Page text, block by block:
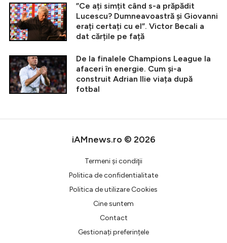
”Ce ați simțit când s-a prăpădit
Lucescu? Dumneavoastră și Giovanni
erați certați cu el”. Victor Becali a
dat cărțile pe față
De la finalele Champions League la
afaceri în energie. Cum și-a
construit Adrian Ilie viața după
fotbal
iAMnews.ro © 2026
Termeni şi condiţii
Politica de confidentialitate
Politica de utilizare Cookies
Cine suntem
Contact
Gestionați preferințele